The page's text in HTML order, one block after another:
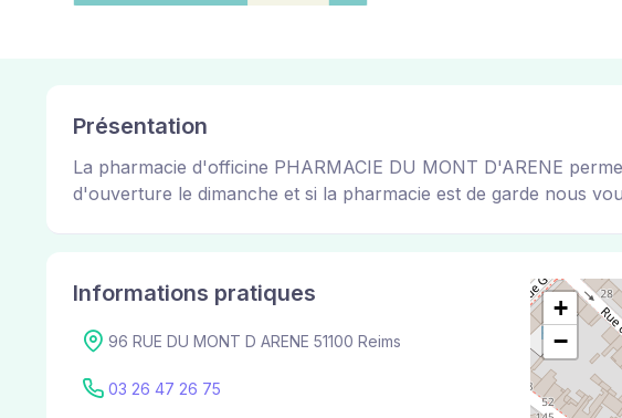
Présentation
La pharmacie d'officine PHARMACIE DU MONT D'ARENE
d'ouverture le dimanche et si la pharmacie est de garde nous
Informations pratiques
96 RUE DU MONT D ARENE 51100 Reims
03 26 47 26 75
+
−